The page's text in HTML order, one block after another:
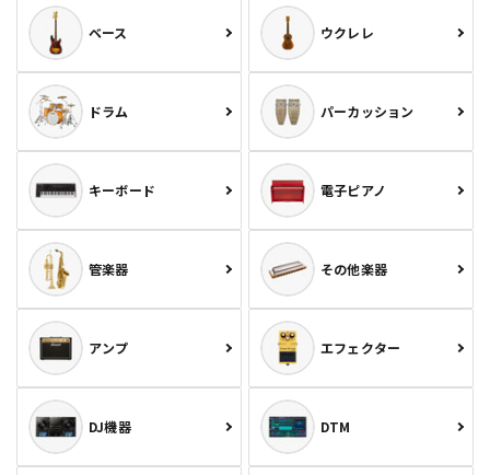
ベース ウクレレ
ドラム パーカッション
キーボード 電子ピアノ
管楽器 その他楽器
アンプ エフェクター
DJ機器 DTM